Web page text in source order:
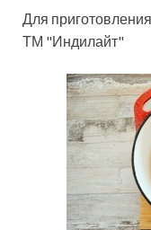
Для
ТМ "Индилайт"